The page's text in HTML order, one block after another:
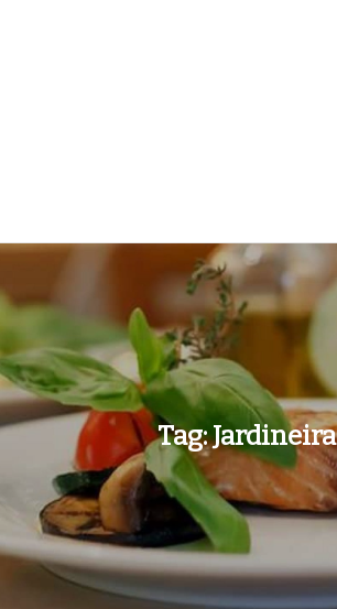
Tag:Jardineira